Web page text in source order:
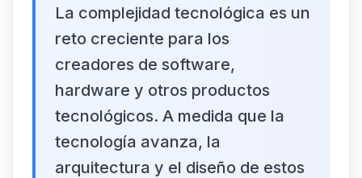
La complejidad tecnológica es un
reto creciente para los
creadores de software,
hardware y otros productos
tecnológicos. A medida que la
tecnología avanza, la
arquitectura y el diseño de estos